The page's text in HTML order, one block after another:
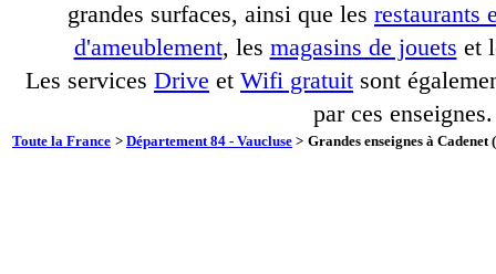
grandes surfaces, ainsi que les restaurants
d'ameublement, les magasins de jouets et
Les services Drive et Wifi gratuit sont
par ces enseignes.
Toute la France > Département 84 - Vaucluse > Grandes enseignes à